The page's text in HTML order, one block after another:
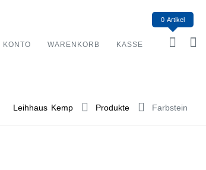
KONTO WARENKORB KASSE
0 Artikel
Leihhaus Kemp Produkte Farbstein